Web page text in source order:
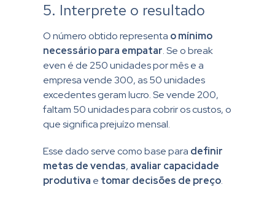
5. Interprete o resultado
O número obtido representa o mínimo
necessário para empatar. Se o break
even é de 250 unidades por mês e a
empresa vende 300, as 50 unidades
excedentes geram lucro. Se vende 200,
faltam 50 unidades para cobrir os custos, o
que significa prejuízo mensal.
Esse dado serve como base para definir
metas de vendas, avaliar capacidade
produtiva e tomar decisões de preço.